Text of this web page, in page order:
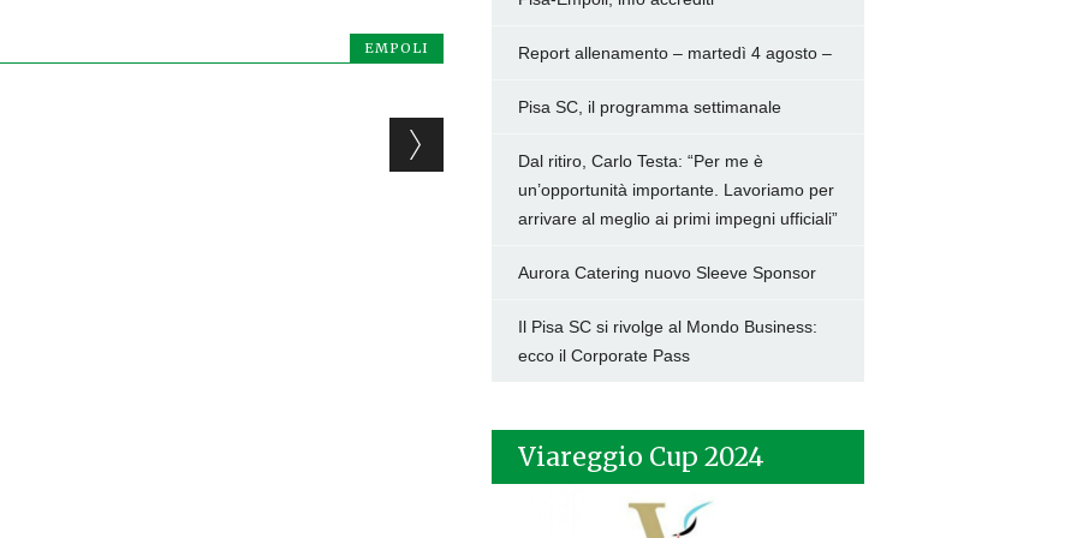
EMPOLI Report allenamento – martedì 4 agosto –
Pisa SC, il programma settimanale
Dal ritiro, Carlo Testa: “Per me è
un’opportunità importante. Lavoriamo per
arrivare al meglio ai primi impegni ufficiali”
Aurora Catering nuovo Sleeve Sponsor
Il Pisa SC si rivolge al Mondo Business:
ecco il Corporate Pass
Viareggio Cup 2024